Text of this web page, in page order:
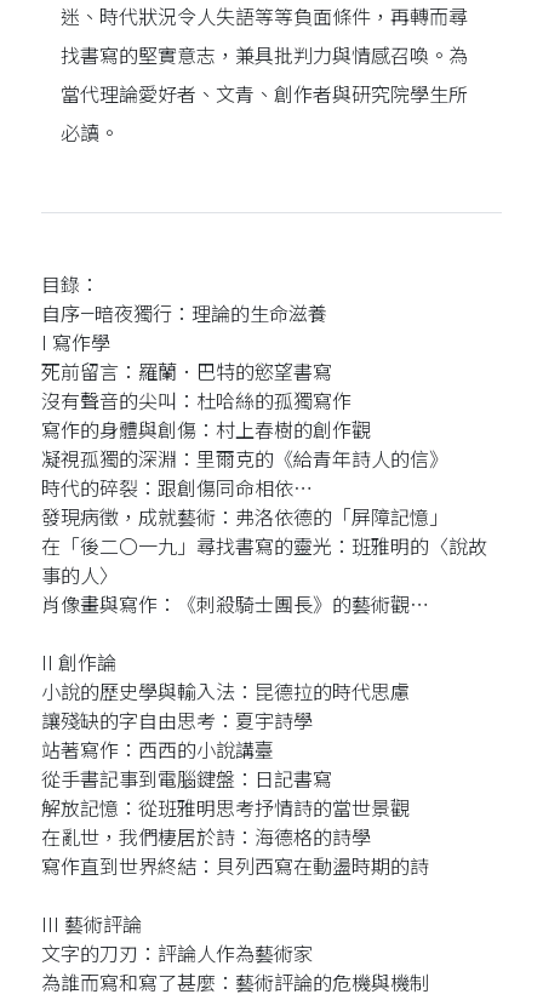
迷、時代狀況令人失語等等負面條件，再轉而尋
找書寫的堅實意志，兼具批判力與情感召喚。為
當代理論愛好者、文青、創作者與研究院學生所
必讀。
目錄：
自序—暗夜獨行：理論的生命滋養
I 寫作學
死前留言：羅蘭．巴特的慾望書寫
沒有聲音的尖叫：杜哈絲的孤獨寫作
寫作的身體與創傷：村上春樹的創作觀
凝視孤獨的深淵：里爾克的《給青年詩人的信》
時代的碎裂：跟創傷同命相依⋯
發現病徵，成就藝術：弗洛依德的「屏障記憶」
在「後二〇一九」尋找書寫的靈光：班雅明的〈說故
事的人〉
肖像畫與寫作：《刺殺騎士團長》的藝術觀⋯
II 創作論
小說的歷史學與輸入法：昆德拉的時代思慮
讓殘缺的字自由思考：夏宇詩學
站著寫作：西西的小說講臺
從手書記事到電腦鍵盤：日記書寫
解放記憶：從班雅明思考抒情詩的當世景觀
在亂世，我們棲居於詩：海德格的詩學
寫作直到世界終結：貝列西寫在動盪時期的詩
III 藝術評論
文字的刀刃：評論人作為藝術家
為誰而寫和寫了甚麼：藝術評論的危機與機制